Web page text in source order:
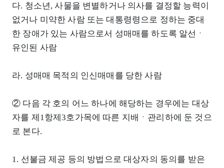
다. 청소년, 사물을 변별하거나 의사를 결정할 능력이
없거나 미약한 사람 또는 대통령령으로 정하는 중대
한 장애가 있는 사람으로서 성매매를 하도록 알선ㆍ
유인된 사람
라. 성매매 목적의 인신매매를 당한 사람
② 다음 각 호의 어느 하나에 해당하는 경우에는 대상
자를 제1항제3호가목에 따른 지배ㆍ관리하에 둔 것으
로 본다.
1. 선불금 제공 등의 방법으로 대상자의 동의를 받은